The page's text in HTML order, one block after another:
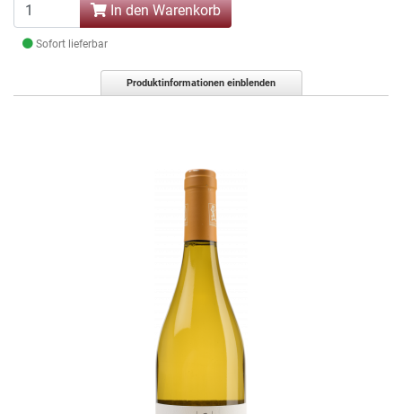
In den Warenkorb
Sofort lieferbar
Produktinformationen einblenden